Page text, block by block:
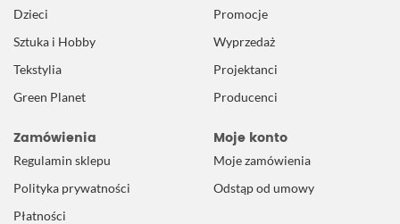
Dzieci
Sztuka i Hobby
Tekstylia
Green Planet
Promocje
Wyprzedaż
Projektanci
Producenci
Zamówienia
Regulamin sklepu
Polityka prywatności
Płatności
Moje konto
Moje zamówienia
Odstąp od umowy